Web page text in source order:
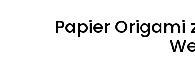
Papier Origami